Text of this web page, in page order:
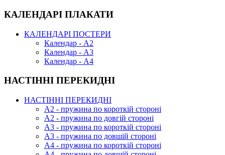
КАЛЕНДАРІ ПЛАКАТИ
КАЛЕНДАРІ ПОСТЕРИ
Календар - А2
Календар - А3
Календар - А4
НАСТІННІ ПЕРЕКИДНІ
НАСТІННІ ПЕРЕКИДНІ
А2 - пружина по короткій стороні
А2 - пружина по довгій стороні
А3 - пружина по короткій стороні
А3 - пружина по довшій стороні
А4 - пружина по короткій стороні